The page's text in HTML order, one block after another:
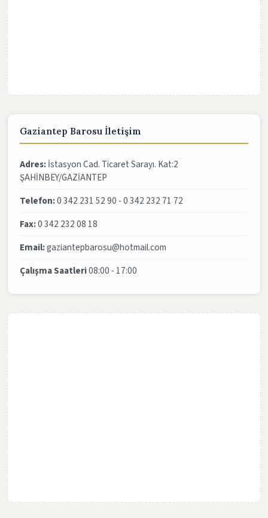
Gaziantep Barosu İletişim
Adres:İstasyon Cad. Ticaret Sarayı. Kat:2
ŞAHİNBEY/GAZİANTEP
Telefon:0 342 231 52 90 - 0 342 232 71 72
Fax:0 342 232 08 18
Email:gaziantepbarosu@hotmail.com
Çalışma Saatleri08:00 - 17:00